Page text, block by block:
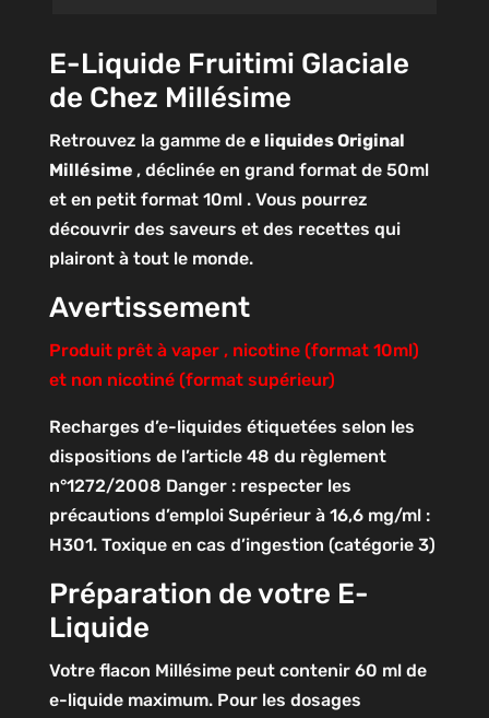
E-Liquide Fruitimi Glaciale
de Chez Millésime
Retrouvez la gamme de e liquides Original
Millésime , déclinée en grand format de 50ml
et en petit format 10ml . Vous pourrez
découvrir des saveurs et des recettes qui
plairont à tout le monde.
Avertissement
Produit prêt à vaper , nicotine (format 10ml)
et non nicotiné (format supérieur)
Recharges d’e-liquides étiquetées selon les
dispositions de l’article 48 du règlement
n°1272/2008 Danger : respecter les
précautions d’emploi Supérieur à 16,6 mg/ml :
H301. Toxique en cas d’ingestion (catégorie 3)
Préparation de votre E-
Liquide
Votre flacon Millésime peut contenir 60 ml de
e-liquide maximum. Pour les dosages